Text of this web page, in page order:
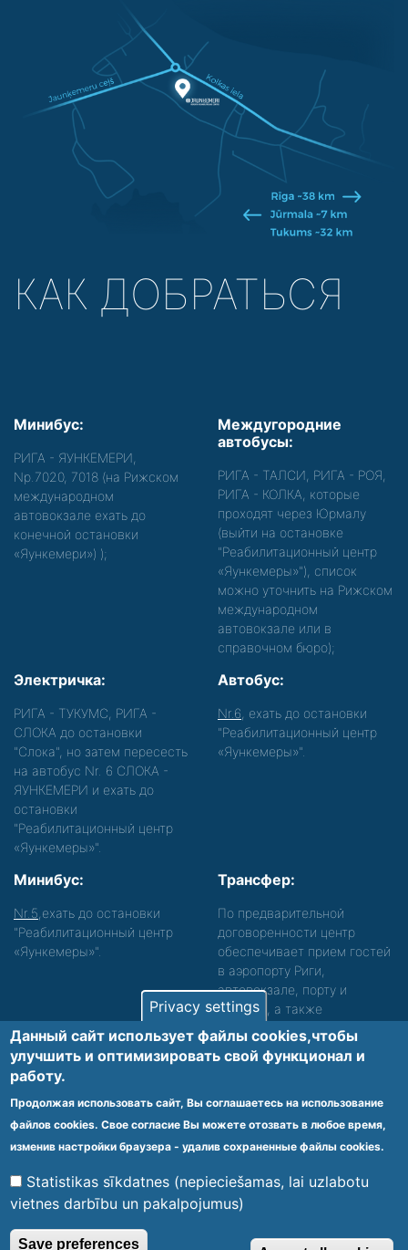
КАК ДОБРАТЬСЯ
Минибус:
РИГА - ЯУНКЕМЕРИ,
Nр.7020, 7018 (на Рижском
международном
автовокзале ехать до
конечной остановки
«Яункемери») );
Междугородние
автобусы:
РИГА - ТАЛСИ, РИГА - РОЯ,
РИГА - КОЛКА, которые
проходят через Юрмалу
(выйти на остановке
"Реабилитационный центр
«Яункемеры»"), список
можно уточнить на Рижском
международном
автовокзале или в
справочном бюро);
Электричка:
РИГА - ТУКУМС, РИГА -
СЛОКА до остановки
"Слока", но затем пересесть
на автобус Nr. 6 СЛОКА -
ЯУНКЕМЕРИ и ехать до
остановки
"Реабилитационный центр
«Яункемеры»".
Автобус:
Nr.6 , ехать до остановки
"Реабилитационный центр
«Яункемеры»".
Минибус:
Nr.5 ,ехать до остановки
"Реабилитационный центр
«Яункемеры»".
Трансфер:
По предварительной
договоренности центр
обеспечивает прием гостей
в аэропорту Риги,
автовокзале, порту и
вокзале, а также
сопровождение. Просьба
звонить, чтобы уточнить
детали.
Обеспечиваем доступность среды для лиц с
функциональными нарушениями.
Footer
menu
Vietnes karte Noteikumi un privātuma politika
© 2020 Kūrorta Rehabilitācijas Centrs - Jaunķemeri. Visas tiesības
Privacy settings
Данный сайт использует файлы cookies,чтобы
улучшить и оптимизировать cвой функционал и
работу.
Продолжая использовать сайт, Вы соглашаетесь на использование
файлов cookies. Свое согласие Вы можете отозвать в любое время,
изменив настройки браузера - удалив сохраненные файлы cookies.
Statistikas sīkdatnes (nepieciešamas, lai uzlabotu
vietnes darbību un pakalpojumus)
Save preferences